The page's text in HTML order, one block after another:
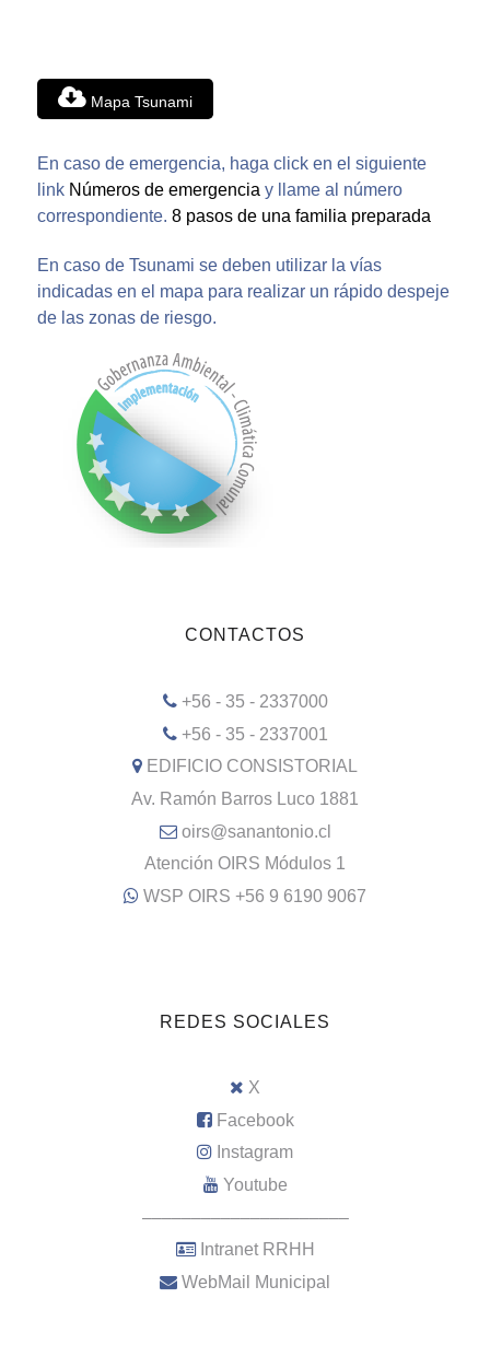
Mapa Tsunami
En caso de emergencia, haga click en el siguiente
link Números de emergencia y llame al número
correspondiente. 8 pasos de una familia preparada
En caso de Tsunami se deben utilizar la vías
indicadas en el mapa para realizar un rápido despeje
de las zonas de riesgo.
CONTACTOS
+56 - 35 - 2337000
+56 - 35 - 2337001
EDIFICIO CONSISTORIAL
Av. Ramón Barros Luco 1881
oirs@sanantonio.cl
Atención OIRS Módulos 1
WSP OIRS +56 9 6190 9067
REDES SOCIALES
X
Facebook
Instagram
Youtube
–––––––––––––––––––––
Intranet RRHH
WebMail Municipal